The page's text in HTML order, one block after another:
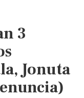
3
Jonuta